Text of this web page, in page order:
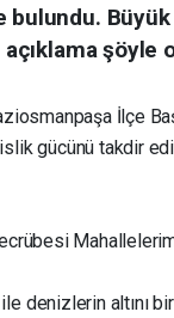
açıklama şöyle
İlçe
gücünü takdir
denizlerin altını